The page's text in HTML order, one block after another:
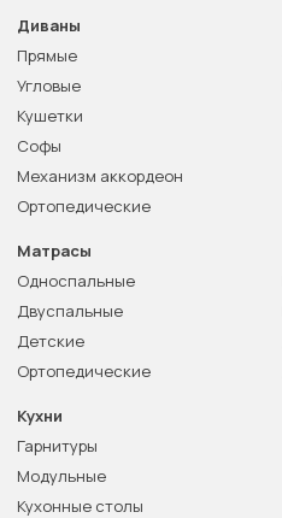
Диваны
Прямые
Угловые
Кушетки
Софы
Механизм аккордеон
Ортопедические
Матрасы
Односпальные
Двуспальные
Детские
Ортопедические
Кухни
Гарнитуры
Модульные
Кухонные столы